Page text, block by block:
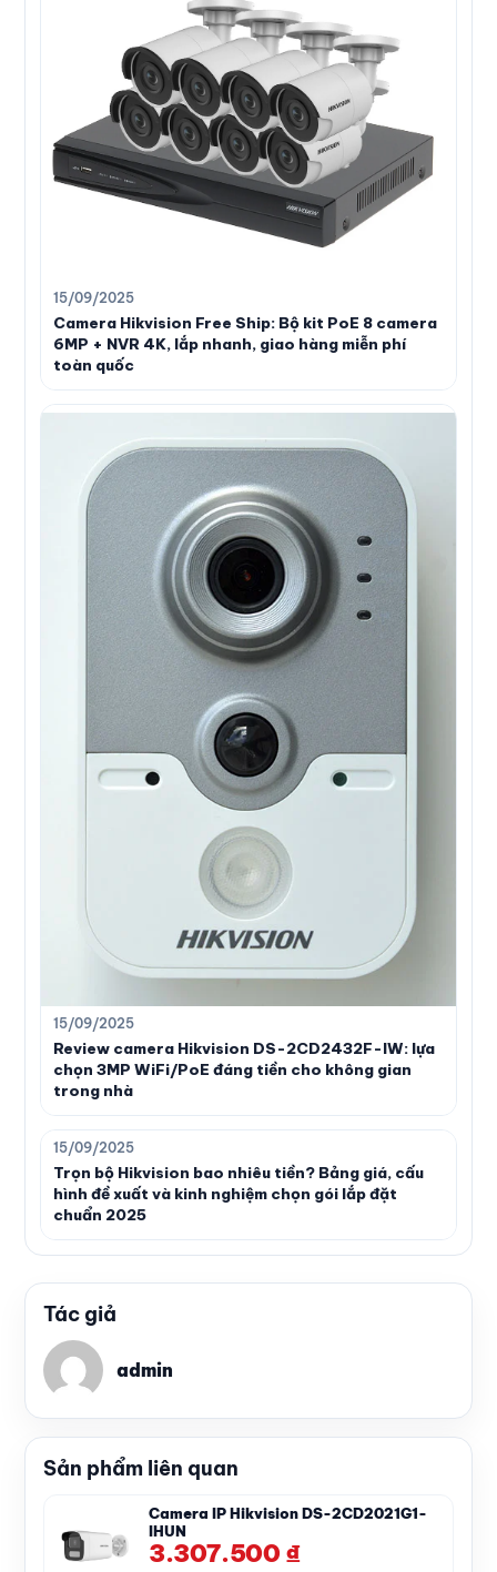
15/09/2025
Camera Hikvision Free Ship: Bộ kit PoE 8 camera
6MP + NVR 4K, lắp nhanh, giao hàng miễn phí
toàn quốc
15/09/2025
Review camera Hikvision DS-2CD2432F-IW: lựa
chọn 3MP WiFi/PoE đáng tiền cho không gian
trong nhà
15/09/2025
Trọn bộ Hikvision bao nhiêu tiền? Bảng giá, cấu
hình đề xuất và kinh nghiệm chọn gói lắp đặt
chuẩn 2025
Tác giả
admin
Sản phẩm liên quan
Camera IP Hikvision DS-2CD2021G1-
IHUN
3.307.500 ₫